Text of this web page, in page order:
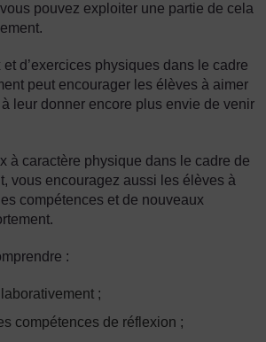
pouvez exploiter une partie de cela
et d’exercices physiques dans le cadre
peut encourager les élèves à aimer
leur donner encore plus envie de venir
à caractère physique dans le cadre de
vous encouragez aussi les élèves à
compétences et de nouveaux
:
;
compétences de réflexion ;